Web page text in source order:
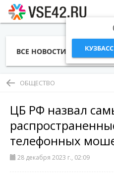
КУЗБАСС
ВСЕ НОВОСТИ СТАТЬИ
ОБЩЕСТВО
ЦБ РФ назвал
телефонных
28 декабря 2023 г., 02:09